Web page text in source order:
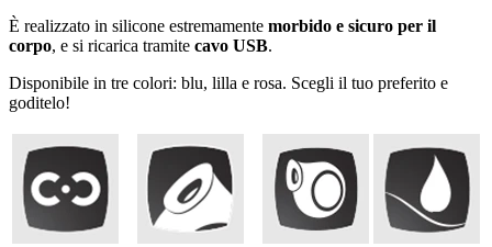
È realizzato in silicone estremamente morbido e sicuro per il
corpo, e si ricarica tramite cavo USB.
Disponibile in tre colori: blu, lilla e rosa. Scegli il tuo preferito e
goditelo!